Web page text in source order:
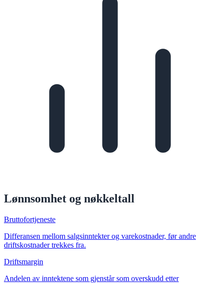
Lønnsomhet og nøkkeltall
Bruttofortjeneste
Differansen mellom salgsinntekter og varekostnader, før andre
driftskostnader trekkes fra.
Driftsmargin
Andelen av inntektene som gjenstår som overskudd etter